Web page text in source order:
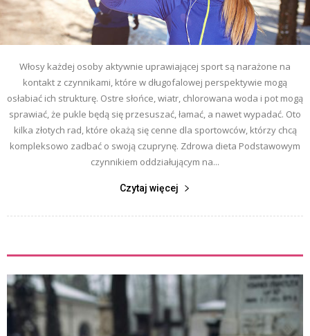
Włosy każdej osoby aktywnie uprawiającej sport są narażone na
kontakt z czynnikami, które w długofalowej perspektywie mogą
osłabiać ich strukturę. Ostre słońce, wiatr, chlorowana woda i pot mogą
sprawiać, że pukle będą się przesuszać, łamać, a nawet wypadać. Oto
kilka złotych rad, które okażą się cenne dla sportowców, którzy chcą
kompleksowo zadbać o swoją czuprynę. Zdrowa dieta Podstawowym
czynnikiem oddziałującym na...
Czytaj więcej